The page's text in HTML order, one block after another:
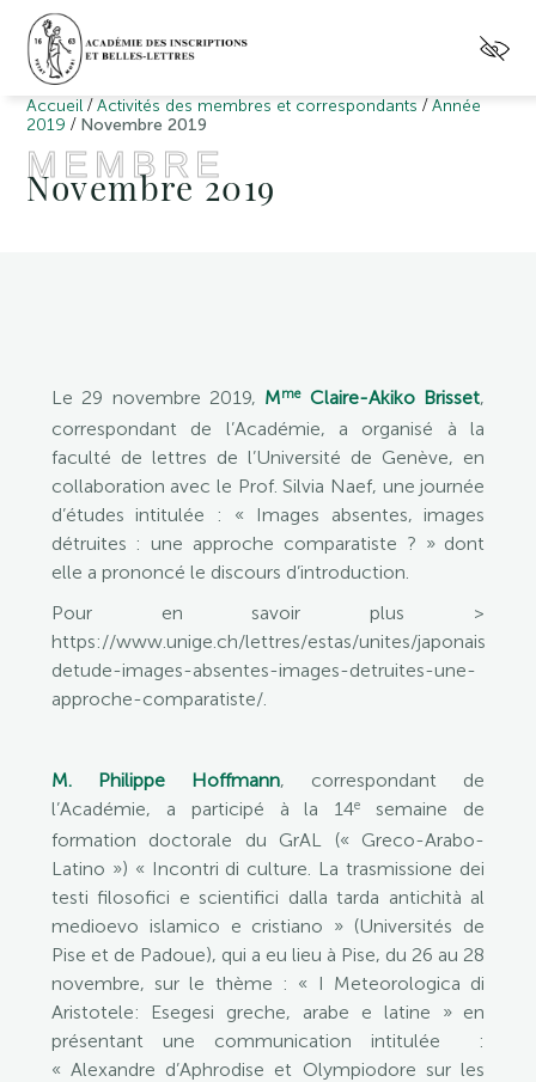
Accueil /Activités des membres et correspondants /Année
2019 / Novembre 2019
MEMBRE
Novembre 2019
Le 29 novembre 2019, MmeClaire-Akiko Brisset,
correspondant de l’Académie, a organisé à la
faculté de lettres de l’Université de Genève, en
collaboration avec le Prof. Silvia Naef, une journée
d’études intitulée : « Images absentes, images
détruites : une approche comparatiste ? » dont
elle a prononcé le discours d’introduction.
Pour en savoir plus >
https://www.unige.ch/lettres/estas/unites/japonais/
detude-images-absentes-images-detruites-une-
approche-comparatiste/.
M. Philippe Hoffmann, correspondant de
l’Académie, a participé à la 14e
semaine de
formation doctorale du GrAL (« Greco-Arabo-
Latino ») « Incontri di culture. La trasmissione dei
testi filosofici e scientifici dalla tarda antichità al
medioevo islamico e cristiano » (Universités de
Pise et de Padoue), qui a eu lieu à Pise, du 26 au 28
novembre, sur le thème : « I Meteorologica di
Aristotele: Esegesi greche, arabe e latine » en
présentant une communication intitulée :
« Alexandre d’Aphrodise et Olympiodore sur les